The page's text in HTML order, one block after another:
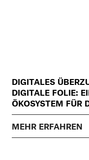
DIGITALES
DIGITALE FOLIE:
ÖKOSYSTEM FÜR
MEHR ERFAHREN